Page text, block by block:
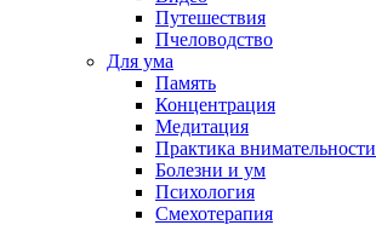
Путешествия
Пчеловодство
Для ума
Память
Концентрация
Медитация
Практика внимательности
Болезни и ум
Психология
Смехотерапия